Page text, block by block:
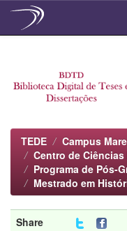
TEDE
Campus
Centro de
Programa de Pós-
Mestrado em
Share